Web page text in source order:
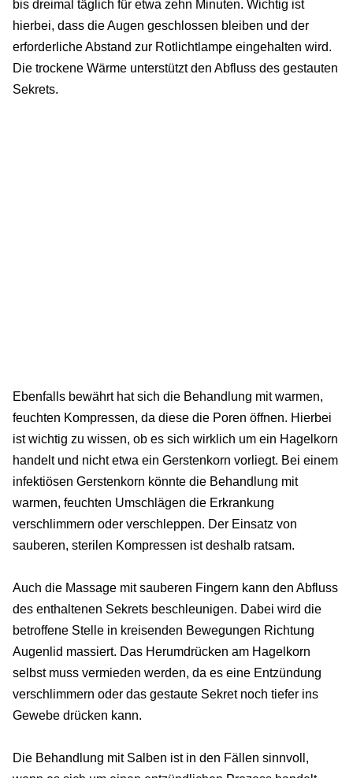
bis dreimal täglich für etwa zehn Minuten. Wichtig ist
hierbei, dass die Augen geschlossen bleiben und der
erforderliche Abstand zur Rotlichtlampe eingehalten wird.
Die trockene Wärme unterstützt den Abfluss des gestauten
Sekrets.
Ebenfalls bewährt hat sich die Behandlung mit warmen,
feuchten Kompressen, da diese die Poren öffnen. Hierbei
ist wichtig zu wissen, ob es sich wirklich um ein Hagelkorn
handelt und nicht etwa ein Gerstenkorn vorliegt. Bei einem
infektiösen Gerstenkorn könnte die Behandlung mit
warmen, feuchten Umschlägen die Erkrankung
verschlimmern oder verschleppen. Der Einsatz von
sauberen, sterilen Kompressen ist deshalb ratsam.
Auch die Massage mit sauberen Fingern kann den Abfluss
des enthaltenen Sekrets beschleunigen. Dabei wird die
betroffene Stelle in kreisenden Bewegungen Richtung
Augenlid massiert. Das Herumdrücken am Hagelkorn
selbst muss vermieden werden, da es eine Entzündung
verschlimmern oder das gestaute Sekret noch tiefer ins
Gewebe drücken kann.
Die Behandlung mit Salben ist in den Fällen sinnvoll,